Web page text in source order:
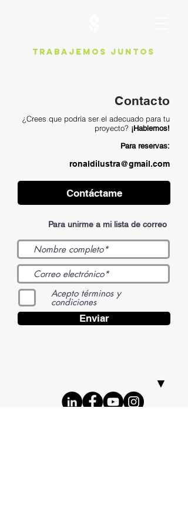
Trabajemos juntos
Contacto
¿Crees que podría ser el adecuado para tu
proyecto? ¡Hablemos!
Para reservas:
ronaldilustra@gmail.com
Contáctame
Para unirme a mi lista de correo
Acepto términos y
condiciones
Enviar